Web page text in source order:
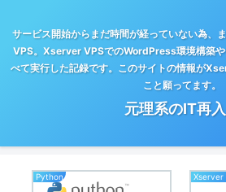
サービス開始からまだ時間が経っていない為、
VPS。Xserver VPSでのWordPress環境構築や
べて実行した記録です。このサイトの情報が
こと願ってます。
元理系のIT再
Python Xserver